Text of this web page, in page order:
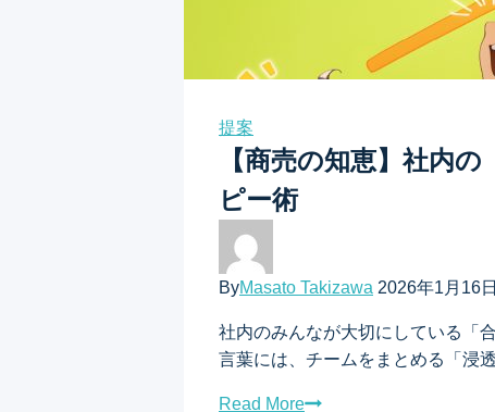
提案
【商売の知恵】社内
ピー術
ByMasato Takizawa 2026年1月16日
社内のみんなが大切にしている「
言葉には、チームをまとめる「浸
Read More